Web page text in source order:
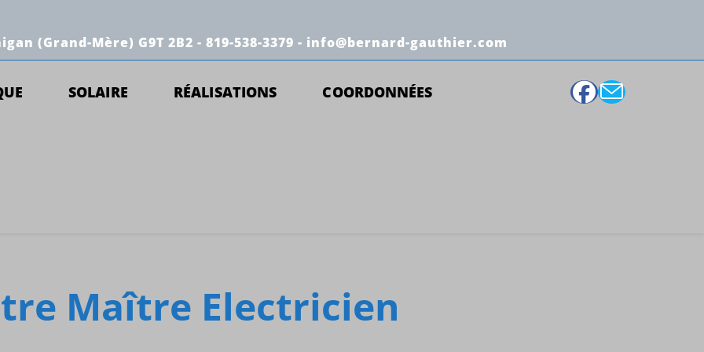
(Grand-Mère) G9T 2B2 - 819-538-3379 - info@bernard-gauthier.com
SOLAIRE RÉALISATIONS COORDONNÉES
Maître Electricien